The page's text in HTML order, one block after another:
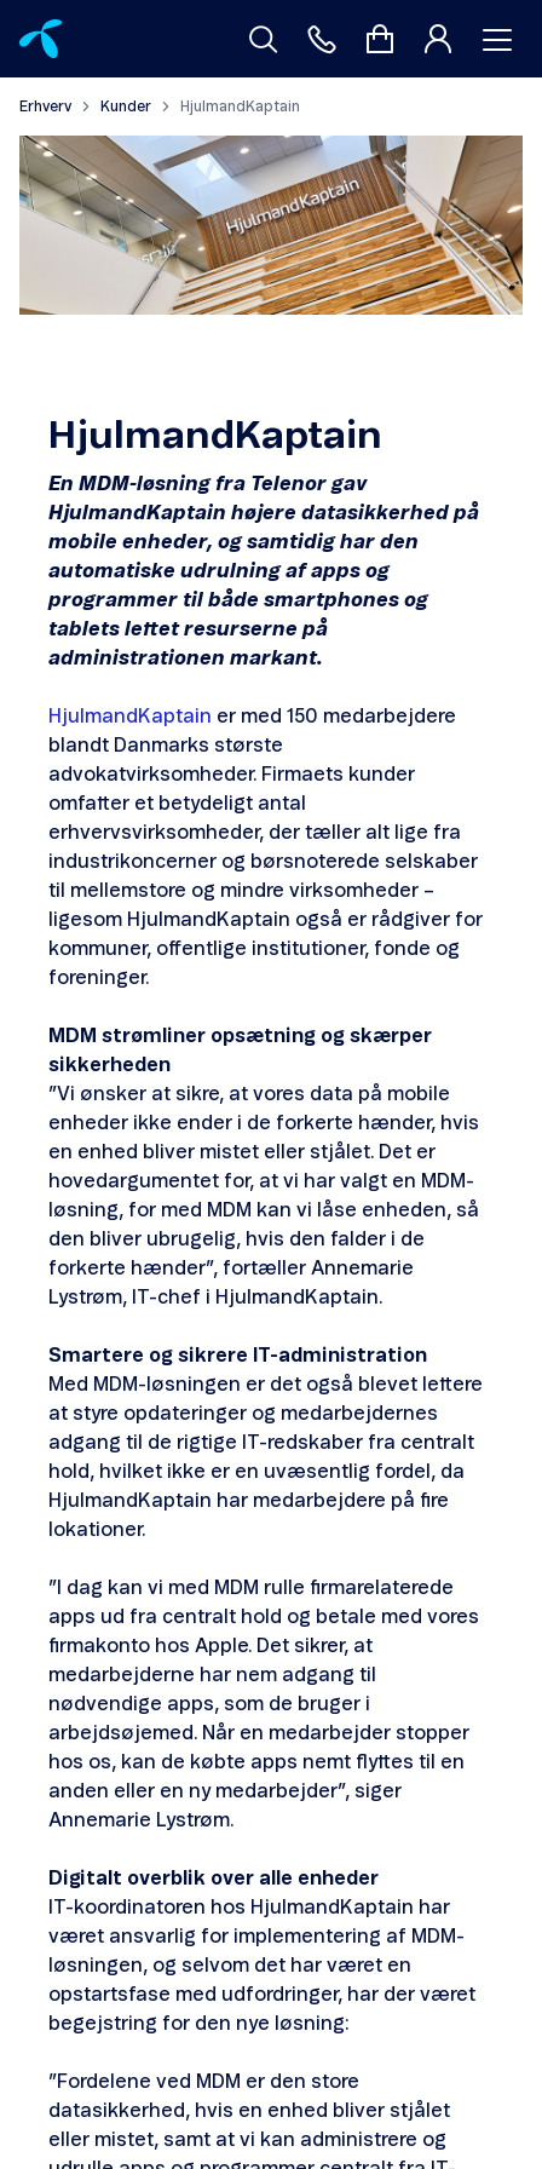
Erhverv Kunder HjulmandKaptain
HjulmandKaptain
En MDM-løsning fra Telenor gav
HjulmandKaptain højere datasikkerhed på
mobile enheder, og samtidig har den
automatiske udrulning af apps og
programmer til både smartphones og
tablets lettet resurserne på
administrationen markant.
HjulmandKaptain er med 150 medarbejdere
blandt Danmarks største
advokatvirksomheder. Firmaets kunder
omfatter et betydeligt antal
erhvervsvirksomheder, der tæller alt lige fra
industrikoncerner og børsnoterede selskaber
til mellemstore og mindre virksomheder –
ligesom HjulmandKaptain også er rådgiver for
kommuner, offentlige institutioner, fonde og
foreninger.
MDM strømliner opsætning og skærper
sikkerheden
”Vi ønsker at sikre, at vores data på mobile
enheder ikke ender i de forkerte hænder, hvis
en enhed bliver mistet eller stjålet. Det er
hovedargumentet for, at vi har valgt en MDM-
løsning, for med MDM kan vi låse enheden, så
den bliver ubrugelig, hvis den falder i de
forkerte hænder”, fortæller Annemarie
Lystrøm, IT-chef i HjulmandKaptain.
Smartere og sikrere IT-administration
Med MDM-løsningen er det også blevet lettere
at styre opdateringer og medarbejdernes
adgang til de rigtige IT-redskaber fra centralt
hold, hvilket ikke er en uvæsentlig fordel, da
HjulmandKaptain har medarbejdere på fire
lokationer.
”I dag kan vi med MDM rulle firmarelaterede
apps ud fra centralt hold og betale med vores
firmakonto hos Apple. Det sikrer, at
medarbejderne har nem adgang til
nødvendige apps, som de bruger i
arbejdsøjemed. Når en medarbejder stopper
hos os, kan de købte apps nemt flyttes til en
anden eller en ny medarbejder”, siger
Annemarie Lystrøm.
Digitalt overblik over alle enheder
IT-koordinatoren hos HjulmandKaptain har
været ansvarlig for implementering af MDM-
løsningen, og selvom det har været en
opstartsfase med udfordringer, har der været
begejstring for den nye løsning:
”Fordelene ved MDM er den store
datasikkerhed, hvis en enhed bliver stjålet
eller mistet, samt at vi kan administrere og